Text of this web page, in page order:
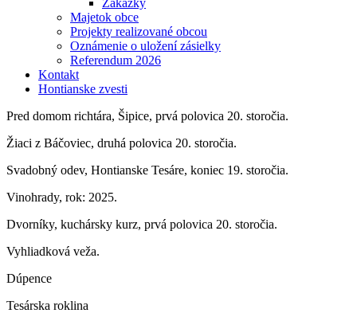
Zákazky
Majetok obce
Projekty realizované obcou
Oznámenie o uložení zásielky
Referendum 2026
Kontakt
Hontianske zvesti
Pred domom richtára, Šipice, prvá polovica 20. storočia.
Žiaci z Báčoviec, druhá polovica 20. storočia.
Svadobný odev, Hontianske Tesáre, koniec 19. storočia.
Vinohrady, rok: 2025.
Dvorníky, kuchársky kurz, prvá polovica 20. storočia.
Vyhliadková veža.
Dúpence
Tesárska roklina